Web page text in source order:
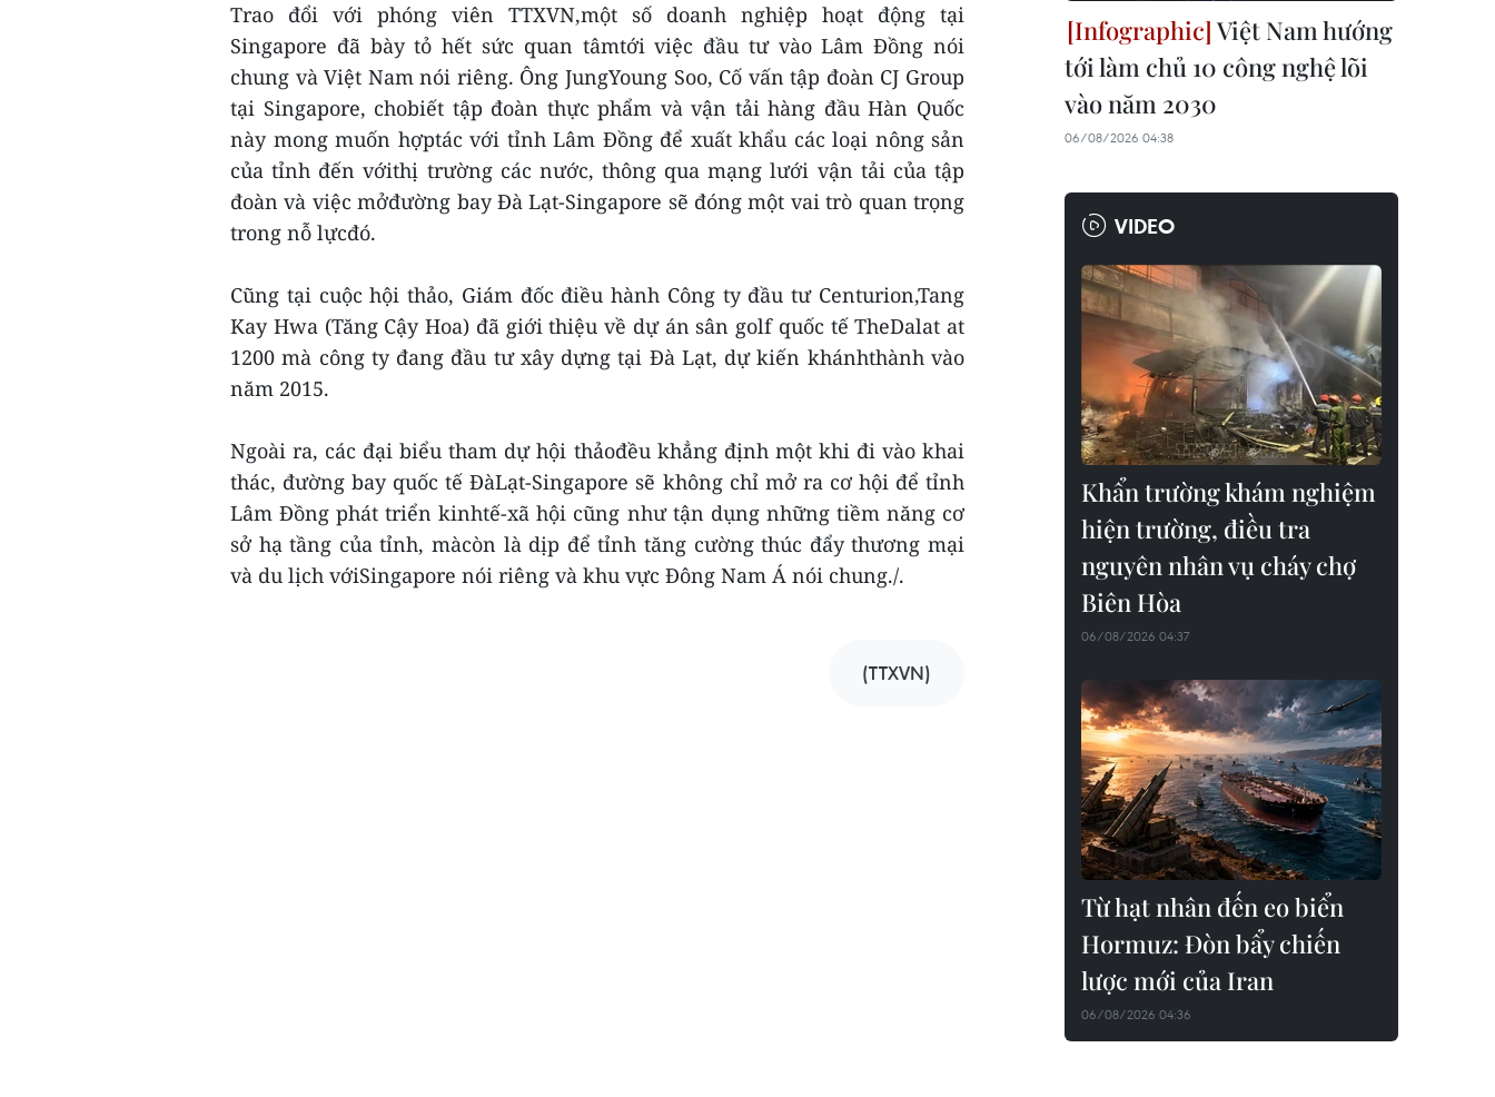
Trao đổi với phóng viên TTXVN,một số doanh nghiệp hoạt động tại
Singapore đã bày tỏ hết sức quan tâmtới việc đầu tư vào Lâm Đồng nói
chung và Việt Nam nói riêng. Ông JungYoung Soo, Cố vấn tập đoàn CJ Group
tại Singapore, chobiết tập đoàn thực phẩm và vận tải hàng đầu Hàn Quốc
này mong muốn hợptác với tỉnh Lâm Đồng để xuất khẩu các loại nông sản
của tỉnh đến vớithị trường các nước, thông qua mạng lưới vận tải của tập
đoàn và việc mởđường bay Đà Lạt-Singapore sẽ đóng một vai trò quan trọng
trong nỗ lựcđó.
Cũng tại cuộc hội thảo, Giám đốc điều hành Công ty đầu tư Centurion,Tang
Kay Hwa (Tăng Cậy Hoa) đã giới thiệu về dự án sân golf quốc tế TheDalat at
1200 mà công ty đang đầu tư xây dựng tại Đà Lạt, dự kiến khánhthành vào
năm 2015.
Ngoài ra, các đại biểu tham dự hội thảođều khẳng định một khi đi vào khai
thác, đường bay quốc tế ĐàLạt-Singapore sẽ không chỉ mở ra cơ hội để tỉnh
Lâm Đồng phát triển kinhtế-xã hội cũng như tận dụng những tiềm năng cơ
sở hạ tầng của tỉnh, màcòn là dịp để tỉnh tăng cường thúc đẩy thương mại
và du lịch vớiSingapore nói riêng và khu vực Đông Nam Á nói chung./.
(TTXVN)
Việt Nam hướng
tới làm chủ 10 công nghệ lõi
vào năm 2030
06/08/2026 04:38
VIDEO
Khẩn trường khám nghiệm
hiện trường, điều tra
nguyên nhân vụ cháy chợ
Biên Hòa
06/08/2026 04:37
Từ hạt nhân đến eo biển
Hormuz: Đòn bẩy chiến
lược mới của Iran
06/08/2026 04:36